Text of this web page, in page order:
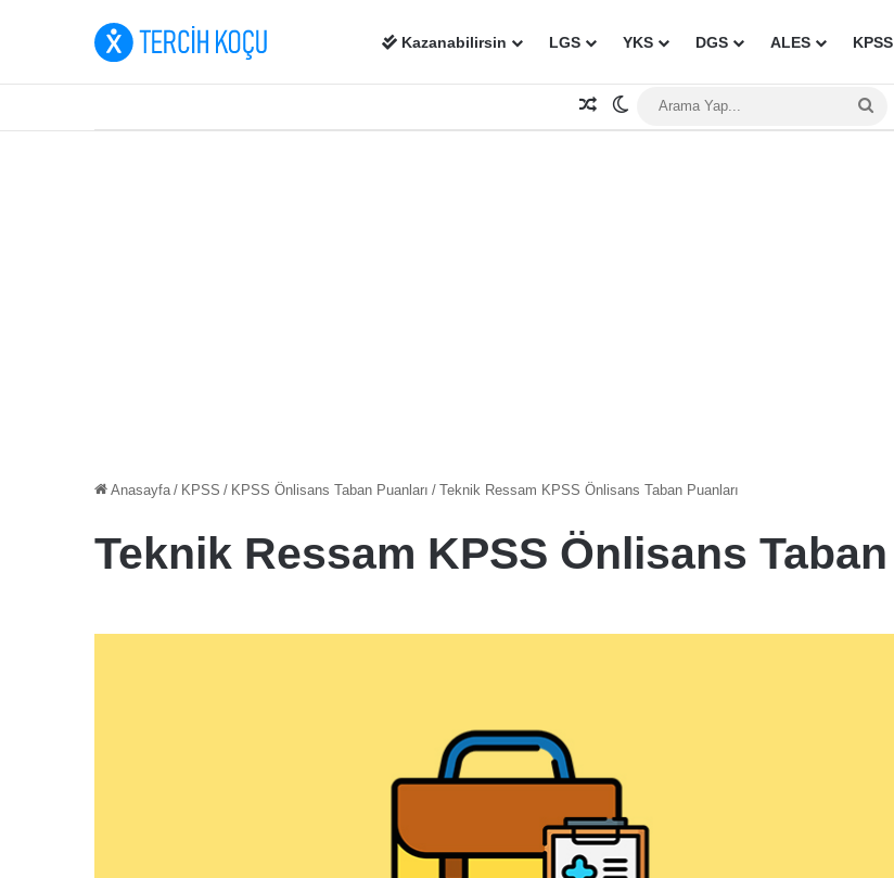
Kazanabilirsin LGS YKS DGS ALES KPSS
Rastgele Makale
Dış görünümü değiştir
Anasayfa / KPSS / KPSS Önlisans Taban Puanları / Teknik Ressam KPSS Önlisans Taban Puanları
Teknik Ressam KPSS Önlisans Taban